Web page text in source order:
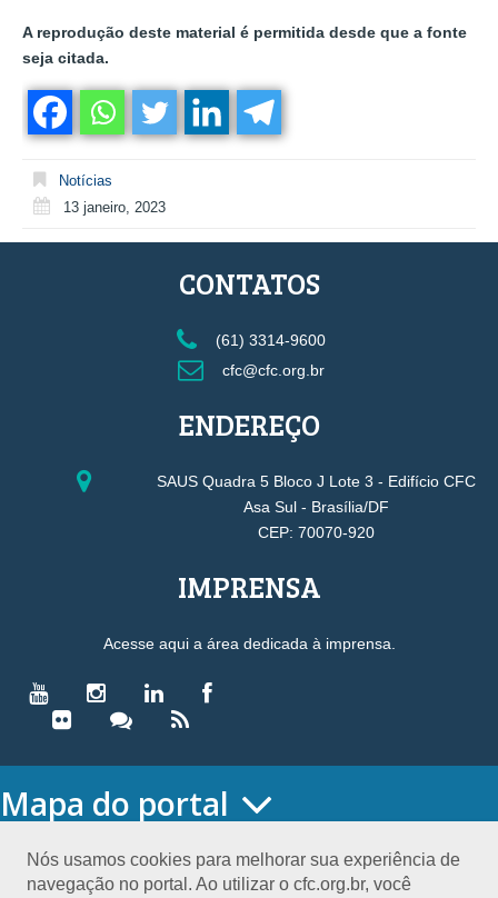
A reprodução deste material é permitida desde que a fonte
seja citada.
Notícias
13 janeiro, 2023
Nós usamos cookies para melhorar sua experiência de
navegação no portal. Ao utilizar o cfc.org.br, você
CONTATOS
(61) 3314-9600
cfc@cfc.org.br
ENDEREÇO
SAUS Quadra 5 Bloco J Lote 3 - Edifício CFC
Asa Sul - Brasília/DF
CEP: 70070-920
IMPRENSA
Acesse aqui a área dedicada à imprensa.
Mapa do portal
O CONSELHO
Conselho Diretor